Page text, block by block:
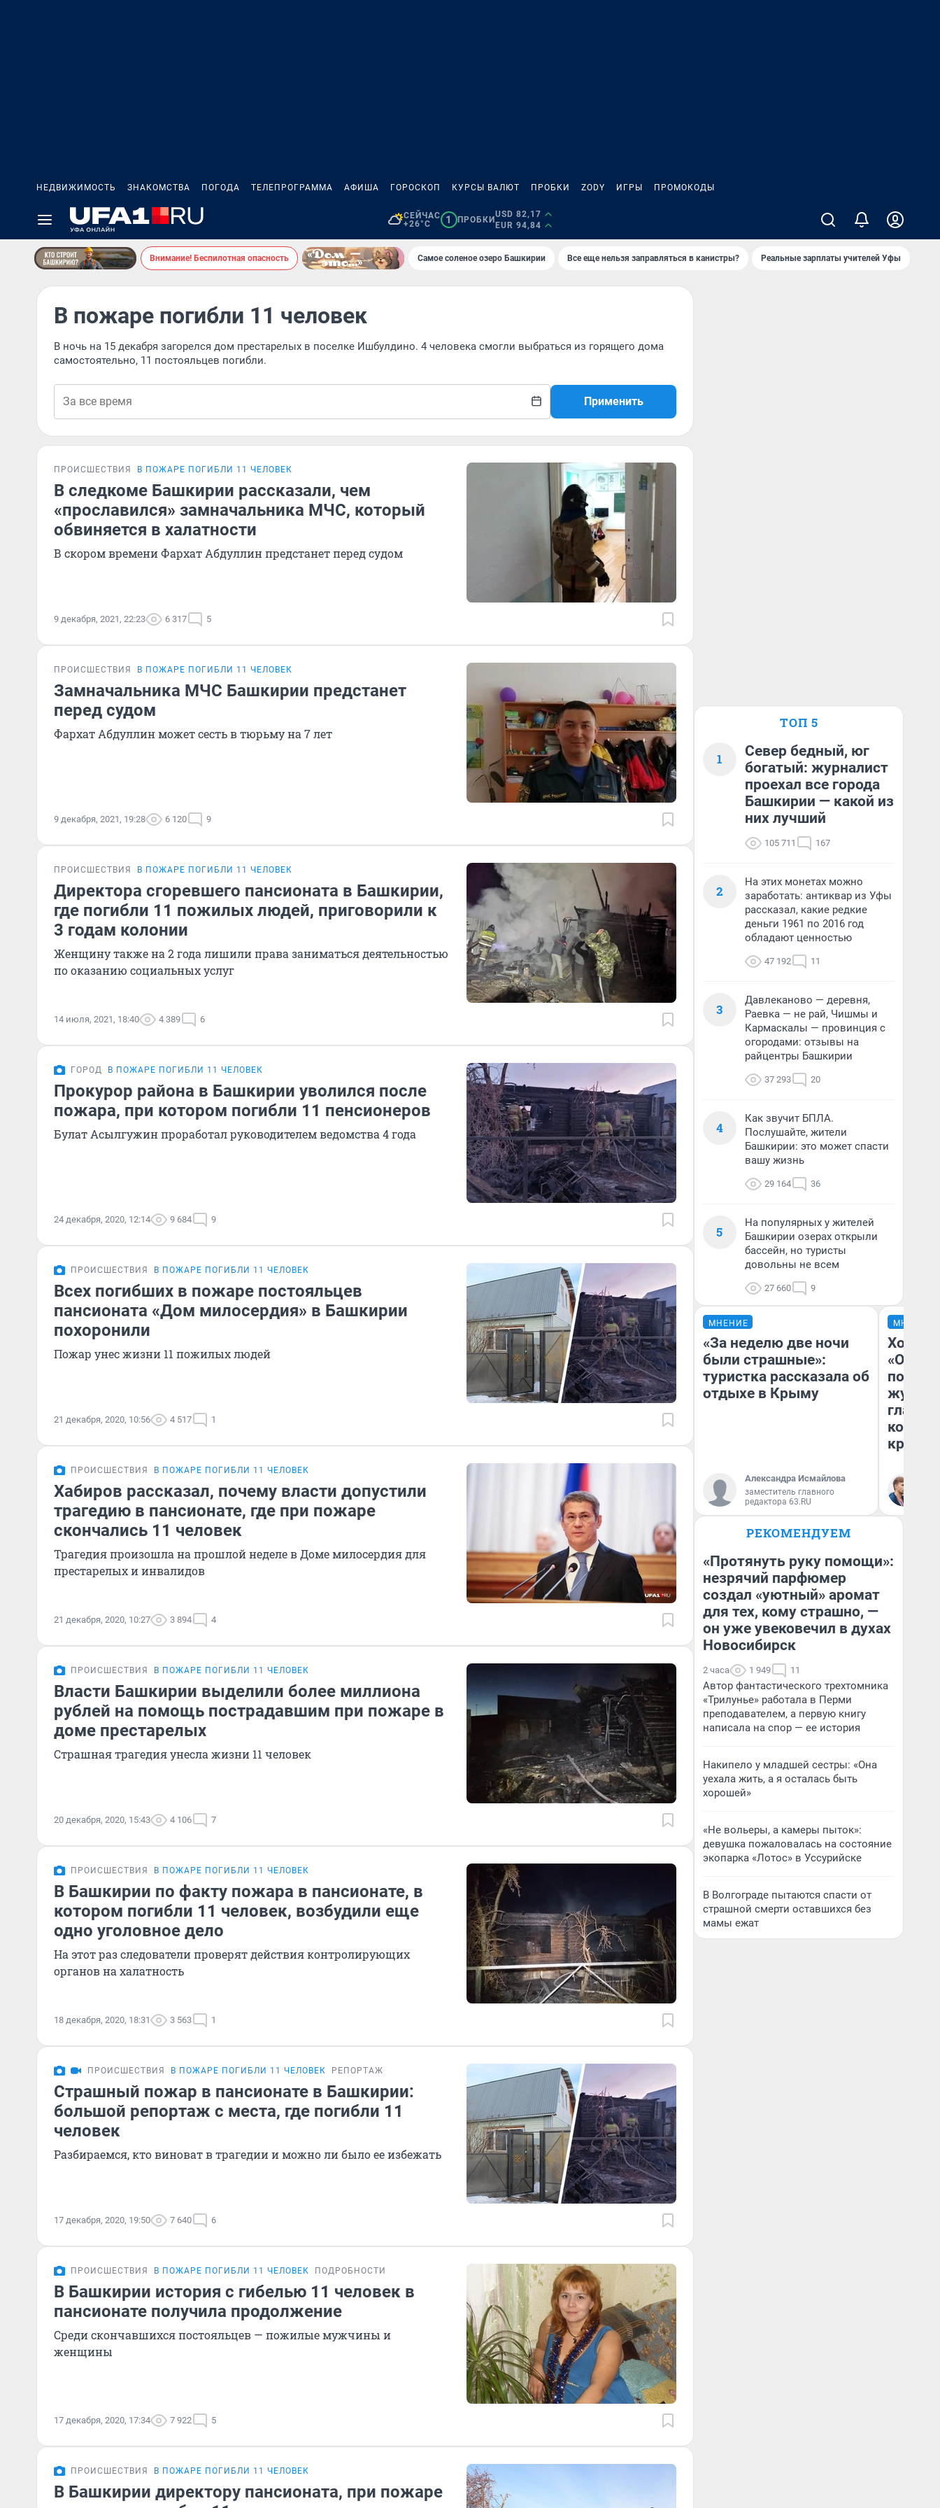
НЕДВИЖИМОСТЬ ЗНАКОМСТВА ПОГОДА ТЕЛЕПРОГРАММА АФИША ГОРОСКОП КУРСЫ ВАЛЮТ ПРОБКИ ZODY ИГРЫ ПРОМОКОДЫ
СЕЙЧАС
+26°C
1 ПРОБКИ
USD 82,17
EUR 94,84
Внимание! Беспилотная опасность Самое соленое озеро Башкирии Все еще нельзя заправляться в канистры? Реальные зарплаты учителей Уфы
В пожаре погибли 11 человек
В ночь на 15 декабря загорелся дом престарелых в поселке Ишбулдино. 4 человека смогли выбраться из горящего дома
самостоятельно, 11 постояльцев погибли.
Применить
ПРОИСШЕСТВИЯ В ПОЖАРЕ ПОГИБЛИ 11 ЧЕЛОВЕК
В следкоме Башкирии рассказали, чем
«прославился» замначальника МЧС, который
обвиняется в халатности
В скором времени Фархат Абдуллин предстанет перед судом
9 декабря, 2021, 22:23 6 317 5
ПРОИСШЕСТВИЯ В ПОЖАРЕ ПОГИБЛИ 11 ЧЕЛОВЕК
Замначальника МЧС Башкирии предстанет
перед судом
Фархат Абдуллин может сесть в тюрьму на 7 лет
9 декабря, 2021, 19:28 6 120 9
ПРОИСШЕСТВИЯ В ПОЖАРЕ ПОГИБЛИ 11 ЧЕЛОВЕК
Директора сгоревшего пансионата в Башкирии,
где погибли 11 пожилых людей, приговорили к
3 годам колонии
Женщину также на 2 года лишили права заниматься деятельностью
по оказанию социальных услуг
14 июля, 2021, 18:40 4 389 6
ГОРОД В ПОЖАРЕ ПОГИБЛИ 11 ЧЕЛОВЕК
Прокурор района в Башкирии уволился после
пожара, при котором погибли 11 пенсионеров
Булат Асылгужин проработал руководителем ведомства 4 года
24 декабря, 2020, 12:14 9 684 9
ПРОИСШЕСТВИЯ В ПОЖАРЕ ПОГИБЛИ 11 ЧЕЛОВЕК
Всех погибших в пожаре постояльцев
пансионата «Дом милосердия» в Башкирии
похоронили
Пожар унес жизни 11 пожилых людей
21 декабря, 2020, 10:56 4 517 1
ПРОИСШЕСТВИЯ В ПОЖАРЕ ПОГИБЛИ 11 ЧЕЛОВЕК
Хабиров рассказал, почему власти допустили
трагедию в пансионате, где при пожаре
скончались 11 человек
Трагедия произошла на прошлой неделе в Доме милосердия для
престарелых и инвалидов
21 декабря, 2020, 10:27 3 894 4
ПРОИСШЕСТВИЯ В ПОЖАРЕ ПОГИБЛИ 11 ЧЕЛОВЕК
Власти Башкирии выделили более миллиона
рублей на помощь пострадавшим при пожаре в
доме престарелых
Страшная трагедия унесла жизни 11 человек
20 декабря, 2020, 15:43 4 106 7
ПРОИСШЕСТВИЯ В ПОЖАРЕ ПОГИБЛИ 11 ЧЕЛОВЕК
В Башкирии по факту пожара в пансионате, в
котором погибли 11 человек, возбудили еще
одно уголовное дело
На этот раз следователи проверят действия контролирующих
органов на халатность
18 декабря, 2020, 18:31 3 563 1
ПРОИСШЕСТВИЯ В ПОЖАРЕ ПОГИБЛИ 11 ЧЕЛОВЕК РЕПОРТАЖ
Страшный пожар в пансионате в Башкирии:
большой репортаж с места, где погибли 11
человек
Разбираемся, кто виноват в трагедии и можно ли было ее избежать
17 декабря, 2020, 19:50 7 640 6
ПРОИСШЕСТВИЯ В ПОЖАРЕ ПОГИБЛИ 11 ЧЕЛОВЕК ПОДРОБНОСТИ
В Башкирии история с гибелью 11 человек в
пансионате получила продолжение
Среди скончавшихся постояльцев — пожилые мужчины и
женщины
17 декабря, 2020, 17:34 7 922 5
ПРОИСШЕСТВИЯ В ПОЖАРЕ ПОГИБЛИ 11 ЧЕЛОВЕК
В Башкирии директору пансионата, при пожаре
ТОП 5
1
Север бедный, юг
богатый: журналист
проехал все города
Башкирии — какой из
них лучший
105 711 167
2
На этих монетах можно
заработать: антиквар из Уфы
рассказал, какие редкие
деньги 1961 по 2016 год
обладают ценностью
47 192 11
3
Давлеканово — деревня,
Раевка — не рай, Чишмы и
Кармаскалы — провинция с
огородами: отзывы на
райцентры Башкирии
37 293 20
4
Как звучит БПЛА.
Послушайте, жители
Башкирии: это может спасти
вашу жизнь
29 164 36
5
На популярных у жителей
Башкирии озерах открыли
бассейн, но туристы
довольны не всем
27 660 9
МНЕНИЕ
«За неделю две ночи
были страшные»:
туристка рассказала об
отдыхе в Крыму
Александра Исмайлова
заместитель главного
редактора 63.RU
МНЕНИЕ
Хоть
РЕКОМЕНДУЕМ
«Протянуть руку помощи»:
незрячий парфюмер
создал «уютный» аромат
для тех, кому страшно, —
он уже увековечил в духах
Новосибирск
2 часа 1 949 11
Автор фантастического трехтомника
«Трилунье» работала в Перми
преподавателем, а первую книгу
написала на спор — ее история
Накипело у младшей сестры: «Она
уехала жить, а я осталась быть
хорошей»
«Не вольеры, а камеры пыток»:
девушка пожаловалась на состояние
экопарка «Лотос» в Уссурийске
В Волгограде пытаются спасти от
страшной смерти оставшихся без
мамы ежат